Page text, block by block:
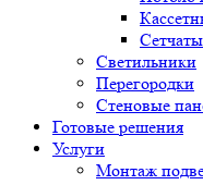
Светильники
Перегородки
Стеновые
Готовые решения
Услуги
Монтаж